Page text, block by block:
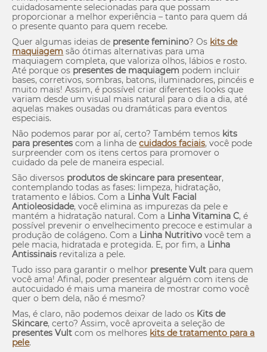
cuidadosamente selecionadas para que possam
proporcionar a melhor experiência – tanto para quem dá
o presente quanto para quem recebe.
Quer algumas ideias de presente feminino? Os kits de
maquiagem são ótimas alternativas para uma
maquiagem completa, que valoriza olhos, lábios e rosto.
Até porque os presentes de maquiagem podem incluir
bases, corretivos, sombras, batons, iluminadores, pincéis e
muito mais! Assim, é possível criar diferentes looks que
variam desde um visual mais natural para o dia a dia, até
aquelas makes ousadas ou dramáticas para eventos
especiais.
Não podemos parar por aí, certo? Também temos kits
para presentescom a linha decuidados faciais, você pode
surpreender com os itens certos para promover o
cuidado da pele de maneira especial.
São diversos produtos deskincarepara presentear,
contemplando todas as fases: limpeza, hidratação,
tratamento e lábios. Com a Linha Vult Facial
Antioleosidade, você elimina as impurezas da pele e
mantém a hidratação natural. Com a Linha Vitamina C, é
possível prevenir o envelhecimento precoce e estimular a
produção de colágeno. Com a Linha Nutritivo você tem a
pele macia, hidratada e protegida. E, por fim, a Linha
Antissinais revitaliza a pele.
Tudo isso para garantir o melhor presente Vult para quem
você ama! Afinal, poder presentear alguém com itens de
autocuidado é mais uma maneira de mostrar como você
quer o bem dela, não é mesmo?
Mas, é claro, não podemos deixar de lado os Kits de
Skincare, certo? Assim, você aproveita a seleção de
presentes Vultcom os melhores kits de tratamento para a
pele.